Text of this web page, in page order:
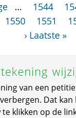
… 1544
1550 1551
› Laatste »
van een
Dat kan
klikken op de